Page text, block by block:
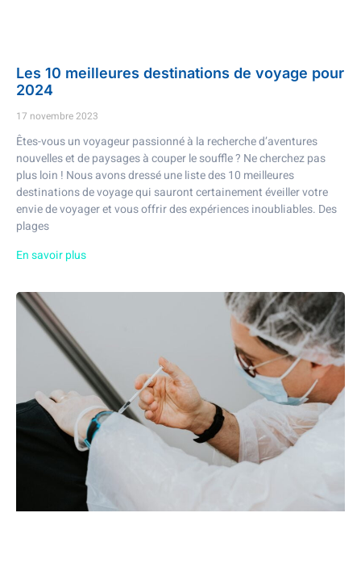
Les 10 meilleures destinations de voyage pour
2024
17 novembre 2023
Êtes-vous un voyageur passionné à la recherche d’aventures
nouvelles et de paysages à couper le souffle ? Ne cherchez pas
plus loin ! Nous avons dressé une liste des 10 meilleures
destinations de voyage qui sauront certainement éveiller votre
envie de voyager et vous offrir des expériences inoubliables. Des
plages
En savoir plus